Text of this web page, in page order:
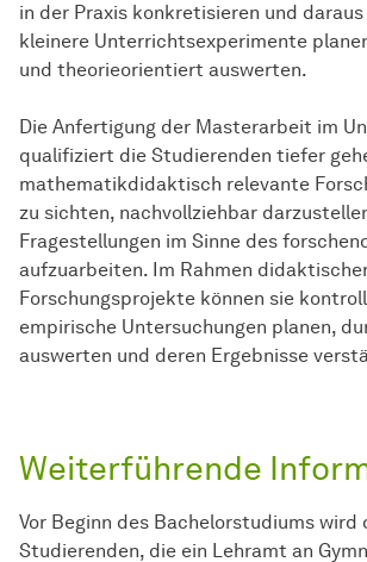
in der Praxis konkretisieren und
kleinere Unterrichtsexperimente
und theorieorientiert auswerten.
Die Anfertigung der Masterarbeit im
qualifiziert die Studierenden tiefer
mathematikdidaktisch relevante
zu sichten, nachvollziehbar
Fragestellungen im Sinne des
aufzuarbeiten. Im Rahmen
Forschungsprojekte können sie
empirische Untersuchungen planen,
auswerten und deren Ergebnisse
Weiterführende
Vor Beginn des Bachelorstudiums wird
Studierenden, die ein Lehramt an